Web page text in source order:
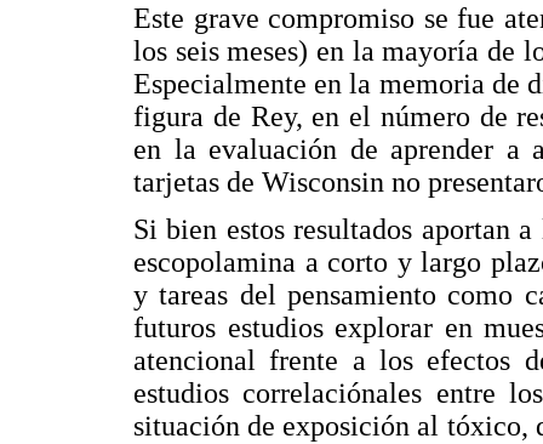
Este grave compromiso se fue
los seis meses) en la mayoría de
Especialmente en la memoria de
figura de Rey, en el número de
en la evaluación de aprender a
tarjetas de Wisconsin no
Si bien estos resultados aportan
escopolamina a corto y largo
y tareas del pensamiento como
futuros estudios explorar en
atencional frente a los efectos
estudios correlaciónales entre
situación de exposición al tóxico,